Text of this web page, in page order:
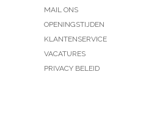
MAIL ONS
OPENINGSTIJDEN
KLANTENSERVICE
VACATURES
PRIVACY BELEID